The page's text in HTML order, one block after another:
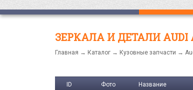
ЗЕРКАЛА И ДЕТАЛИ AUDI
Главная → Каталог → Кузовные запчасти →
ID Фото Название